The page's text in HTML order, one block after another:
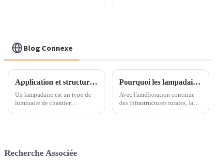
Blog Connexe
Application et structure du feu à haut mât
Un lampadaire est un type de
luminaire de chantier,
circulation piétonne et de
Pourquoi les lampadaires solaires intégrés sont-ils mieux adaptés aux routes rurales ?
Avec l'amélioration continue
des infrastructures rurales, la
Recherche Associée